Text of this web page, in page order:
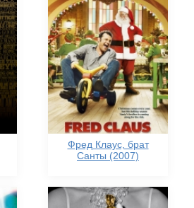
Фред Клаус, брат
Санты (2007)